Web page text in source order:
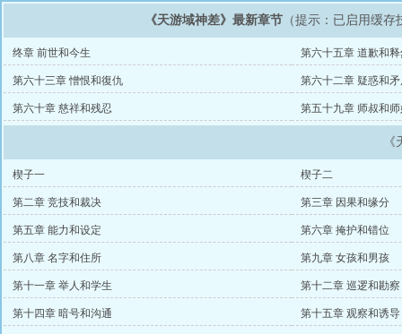
《天游域神差》最新章节 （提示：已启用缓
终章 前世和今生 第六十五章 道歉和释
第六十三章 憎恨和復仇 第六十二章 疑惑和矛
第六十章 慈祥和残忍 第五十九章 师叔和师
楔子一 楔子二
第二章 竞技和裁决 第三章 因果和缘分
第五章 能力和设定 第六章 掩护和错位
第八章 名字和住所 第九章 女孩和男孩
第十一章 举人和学生 第十二章 巡逻和勘察
第十四章 暗号和沟通 第十五章 观察和诱导